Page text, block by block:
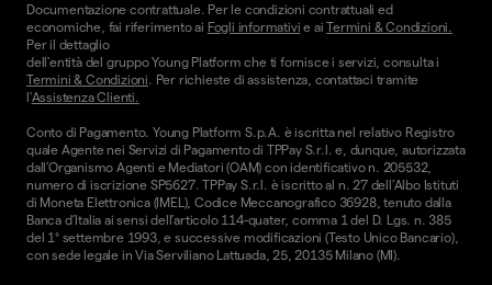
Documentazione contrattuale. Per le condizioni contrattuali ed
economiche, fai riferimento ai Fogli informativi e aiTermini & Condizioni.
Per il dettaglio
dell'entità del gruppo Young Platform che ti fornisce i servizi, consulta i
Termini & Condizioni. Per richieste di assistenza, contattaci tramite
l'Assistenza Clienti.
Conto di Pagamento. Young Platform S.p.A. è iscritta nel relativo Registro
quale Agente nei Servizi di Pagamento di TPPay S.r.l. e, dunque, autorizzata
dall’Organismo Agenti e Mediatori (OAM) con identificativo n. 205532,
numero di iscrizione SP5627. TPPay S.r.l. è iscritto al n. 27 dell’Albo Istituti
di Moneta Elettronica (IMEL), Codice Meccanografico 36928, tenuto dalla
Banca d’Italia ai sensi dell’articolo 114-quater, comma 1 del D. Lgs. n. 385
del 1° settembre 1993, e successive modificazioni (Testo Unico Bancario),
con sede legale in Via Serviliano Lattuada, 25, 20135 Milano (MI).